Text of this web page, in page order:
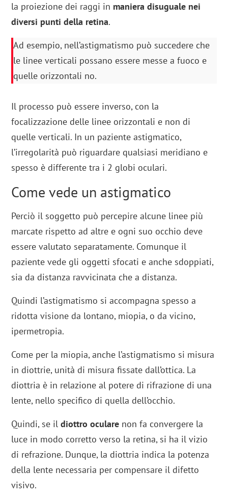
la proiezione dei raggi in maniera disuguale nei
diversi punti della retina.
Ad esempio, nell’astigmatismo può succedere che
le linee verticali possano essere messe a fuoco e
quelle orizzontali no.
Il processo può essere inverso, con la
focalizzazione delle linee orizzontali e non di
quelle verticali. In un paziente astigmatico,
l’irregolarità può riguardare qualsiasi meridiano e
spesso è differente tra i 2 globi oculari.
Come vede un astigmatico
Perciò il soggetto può percepire alcune linee più
marcate rispetto ad altre e ogni suo occhio deve
essere valutato separatamente. Comunque il
paziente vede gli oggetti sfocati e anche sdoppiati,
sia da distanza ravvicinata che a distanza.
Quindi l’astigmatismo si accompagna spesso a
ridotta visione da lontano, miopia, o da vicino,
ipermetropia.
Come per la miopia, anche l’astigmatismo si misura
in diottrie, unità di misura fissate dall’ottica. La
diottria è in relazione al potere di rifrazione di una
lente, nello specifico di quella dell’occhio.
Quindi, se ildiottro oculare non fa convergere la
luce in modo corretto verso la retina, si ha il vizio
di refrazione. Dunque, la diottria indica la potenza
della lente necessaria per compensare il difetto
visivo.